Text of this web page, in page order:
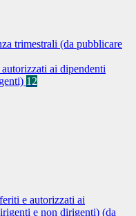
trimestrali (da pubblicare
ai dipendenti
12
e autorizzati ai
e non dirigenti) (da